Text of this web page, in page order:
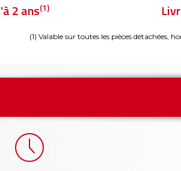
2 ans(1)
(1) Valable sur toutes les pièces détachées,